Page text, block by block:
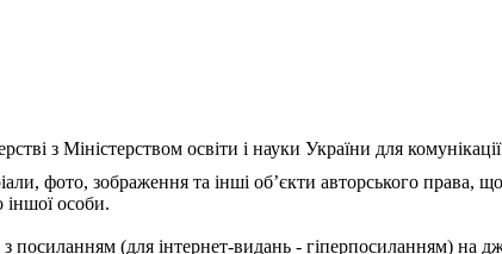
з Міністерством освіти і науки України для
фото, зображення та інші об’єкти авторського права,
іншої особи.
посиланням (для інтернет-видань - гіперпосиланням) на